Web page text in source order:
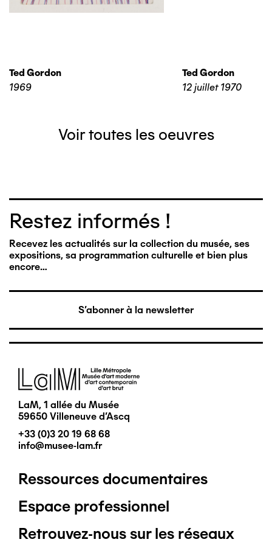
Ted Gordon
1969
Ted Gordon
12 juillet 1970
Voir toutes les oeuvres
Restez informés !
Recevez les actualités sur la collection du musée, ses
expositions, sa programmation culturelle et bien plus
encore…
S'abonner à la newsletter
Image
LaM, 1 allée du Musée
59650 Villeneuve d'Ascq
+33 (0)3 20 19 68 68
info@musee-lam.fr
Pied
de
Ressources documentaires
Espace professionnel
Retrouvez-nous sur les réseaux